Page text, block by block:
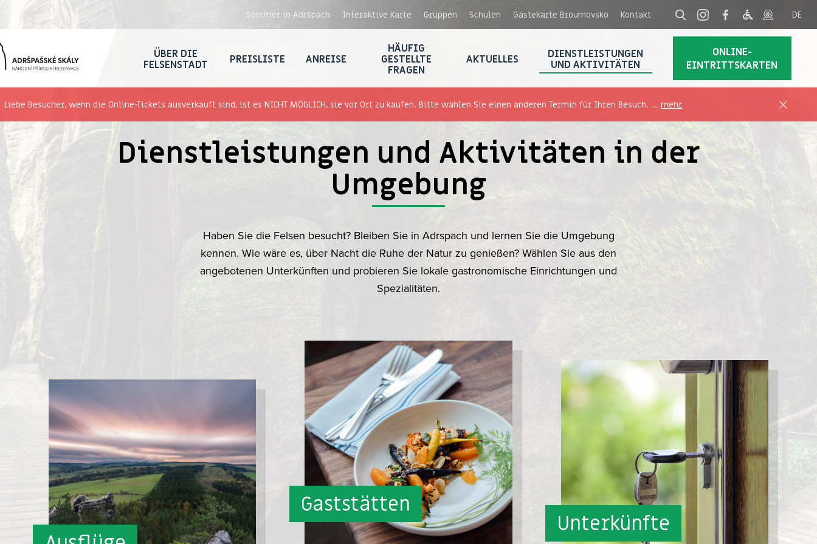
Sommer in Adršpach Interaktive Karte Gruppen Schulen Gästekarte Broumovsko Kontakt
ÜBER DIE
FELSENSTADT
PREISLISTE ANREISE
HÄUFIG
GESTELLTE
FRAGEN
AKTUELLES
DIENSTLEISTUNGEN
UND AKTIVITÄTEN
ONLINE-
EINTRITTSKARTEN
Liebe Besucher, wenn die Online-Tickets ausverkauft sind, ist es NICHT MÖGLICH, sie vor Ort zu kaufen. Bitte wählen Sie einen anderen Termin für Ihren Besuch. ...mehr
Dienstleistungen und Aktivitäten in der
Umgebung
Haben Sie die Felsen besucht? Bleiben Sie in Adrspach und lernen Sie die Umgebung
kennen. Wie wäre es, über Nacht die Ruhe der Natur zu genießen? Wählen Sie aus den
angebotenen Unterkünften und probieren Sie lokale gastronomische Einrichtungen und
Spezialitäten.
Gaststätten
Unterkünfte